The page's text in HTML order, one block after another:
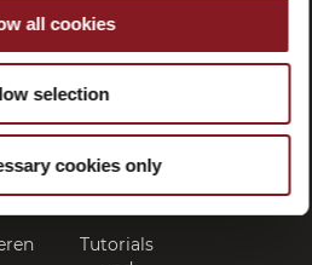
all cookies
selection
cookies only
locator
Tutorials